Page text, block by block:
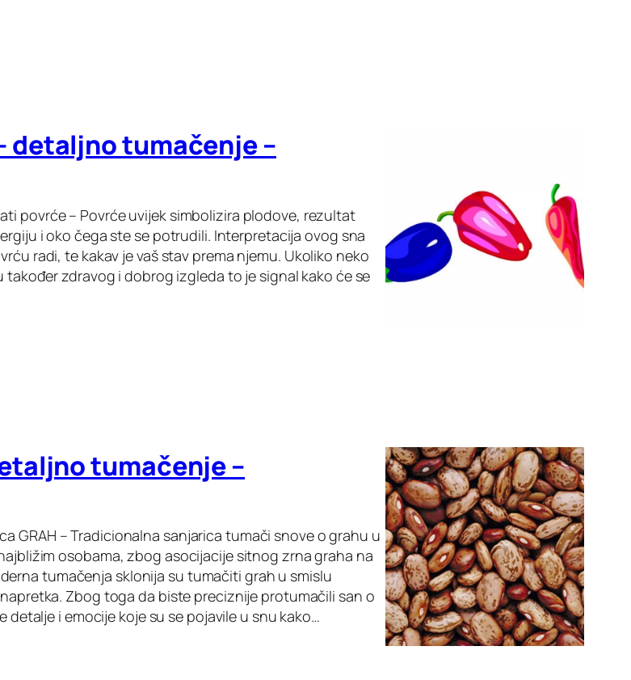
detaljno tumačenje –
povrće – Povrće uvijek simbolizira plodove, rezultat
i oko čega ste se potrudili. Interpretacija ovog sna
radi, te kakav je vaš stav prema njemu. Ukoliko neko
također zdravog i dobrog izgleda to je signal kako će se
tumačenje –
GRAH – Tradicionalna sanjarica tumači snove o grahu u
osobama, zbog asocijacije sitnog zrna graha na
tumačenja sklonija su tumačiti grah u smislu
Zbog toga da biste preciznije protumačili san o
i emocije koje su se pojavile u snu kako…